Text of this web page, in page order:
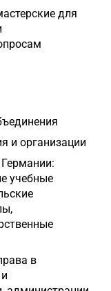
для
и организации
учебные
в